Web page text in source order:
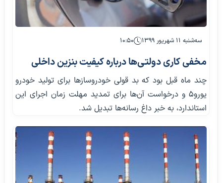
سه‌شنبه ۱۱ شهریور ۱۳۹۹ ۱۰:۵۰
مخفی کاری دولتی‌ها درباره کیفیت بنزین داخلی
چند ماه قبل بود که بد قولی خودروسازها برای تولید خودرو
یورو5 و درخواست آن‌ها برای تمدید مهلت زمان اجرای این
استاندارد، به خبر داغ رسانه‌ها تبدیل شد.